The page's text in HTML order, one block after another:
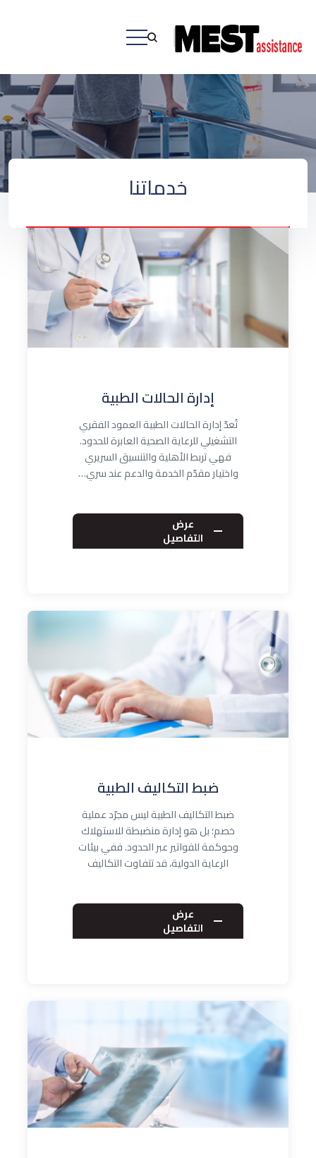
خدماتنا
إدارة الحالات الطبية
تُعدّ إدارة الحالات الطبية العمود الفقري
التشغيلي للرعاية الصحية العابرة للحدود.
فهي تربط الأهلية والتنسيق السريري
واختيار مقدّم الخدمة والدعم عند سري…
عرض
التفاصيل
ضبط التكاليف الطبية
ضبط التكاليف الطبية ليس مجرّد عملية
خصم؛ بل هو إدارة منضبطة للاستهلاك
وحوكمة للفواتير عبر الحدود. ففي بيئات
الرعاية الدولية، قد تتفاوت التكاليف
عرض
التفاصيل